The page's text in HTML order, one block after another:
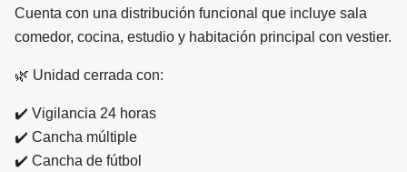
Cuenta con una distribución funcional que incluye sala
comedor, cocina, estudio y habitación principal con vestier.
🌿 Unidad cerrada con:
✔️ Vigilancia 24 horas
✔️ Cancha múltiple
✔️ Cancha de fútbol